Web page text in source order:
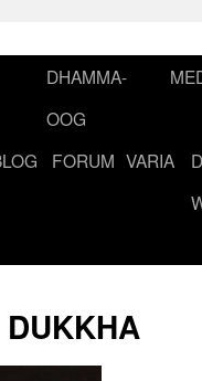
DHAMMA-
OOG
FORUM VARIA